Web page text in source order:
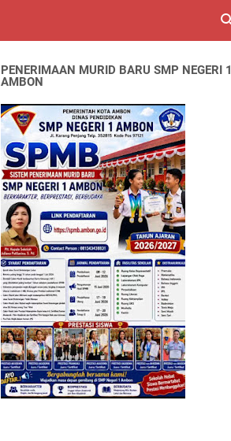
PENERIMAAN MURID BARU SMP NEGERI 1
AMBON